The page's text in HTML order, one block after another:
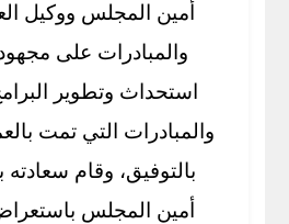
أمين المجلس ووكيل
والمبادرات على
استحداث وتطوير
والمبادرات التي تمت
بالتوفيق، وقام
أمين المجلس